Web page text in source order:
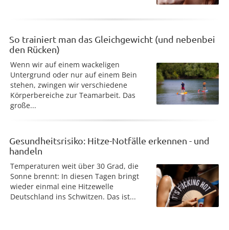
So trainiert man das Gleichgewicht (und nebenbei
den Rücken)
Wenn wir auf einem wackeligen
Untergrund oder nur auf einem Bein
stehen, zwingen wir verschiedene
Körperbereiche zur Teamarbeit. Das
große...
Gesundheitsrisiko: Hitze-Notfälle erkennen - und
handeln
Temperaturen weit über 30 Grad, die
Sonne brennt: In diesen Tagen bringt
wieder einmal eine Hitzewelle
Deutschland ins Schwitzen. Das ist...